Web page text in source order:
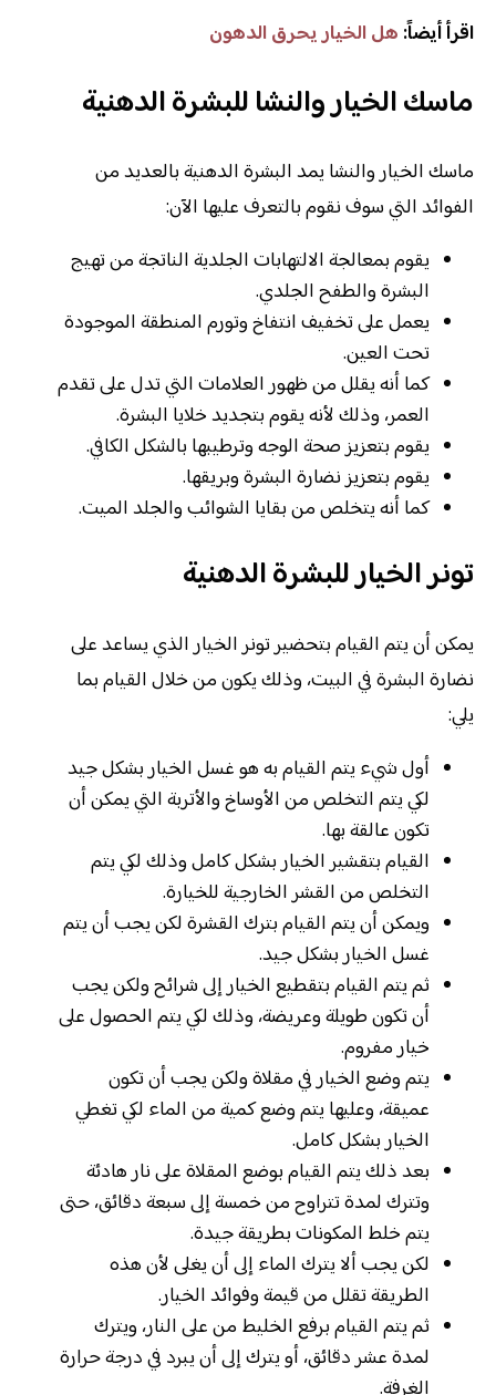
اقرأ أيضاً: هل الخيار يحرق الدهون
ماسك الخيار والنشا للبشرة الدهنية
ماسك الخيار والنشا يمد البشرة الدهنية بالعديد من
الفوائد التي سوف نقوم بالتعرف عليها الآن:
يقوم بمعالجة الالتهابات الجلدية الناتجة من تهيج
البشرة والطفح الجلدي.
يعمل على تخفيف انتفاخ وتورم المنطقة الموجودة
تحت العين.
كما أنه يقلل من ظهور العلامات التي تدل على تقدم
العمر، وذلك لأنه يقوم بتجديد خلايا البشرة.
يقوم بتعزيز صحة الوجه وترطيبها بالشكل الكافي.
يقوم بتعزيز نضارة البشرة وبريقها.
كما أنه يتخلص من بقايا الشوائب والجلد الميت.
تونر الخيار للبشرة الدهنية
يمكن أن يتم القيام بتحضير تونر الخيار الذي يساعد على
نضارة البشرة في البيت، وذلك يكون من خلال القيام بما
يلي:
أول شيء يتم القيام به هو غسل الخيار بشكل جيد
لكي يتم التخلص من الأوساخ والأتربة التي يمكن أن
تكون عالقة بها.
القيام بتقشير الخيار بشكل كامل وذلك لكي يتم
التخلص من القشر الخارجية للخيارة.
ويمكن أن يتم القيام بترك القشرة لكن يجب أن يتم
غسل الخيار بشكل جيد.
ثم يتم القيام بتقطيع الخيار إلى شرائح ولكن يجب
أن تكون طويلة وعريضة، وذلك لكي يتم الحصول على
خيار مفروم.
يتم وضع الخيار في مقلاة ولكن يجب أن تكون
عميقة، وعليها يتم وضع كمية من الماء لكي تغطي
الخيار بشكل كامل.
بعد ذلك يتم القيام بوضع المقلاة على نار هادئة
وتترك لمدة تتراوح من خمسة إلى سبعة دقائق، حتى
يتم خلط المكونات بطريقة جيدة.
لكن يجب ألا يترك الماء إلى أن يغلى لأن هذه
الطريقة تقلل من قيمة وفوائد الخيار.
ثم يتم القيام برفع الخليط من على النار، ويترك
لمدة عشر دقائق، أو يترك إلى أن يبرد في درجة حرارة